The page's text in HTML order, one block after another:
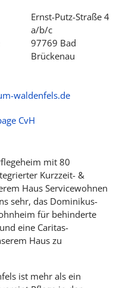
Ernst-Putz-Straße 4
a/b/c
97769 Bad
Brückenau
waldenfels.de
mit 80
Kurzzeit- &
Haus Servicewohnen
sehr, das Dominikus-
für behinderte
eine Caritas-
Haus zu
ist mehr als ein